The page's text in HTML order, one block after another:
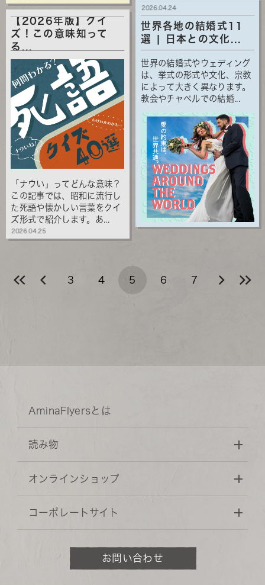
【2026年版】クイ
ズ！この意味知って
る...
「ナウい」ってどんな意味？
この記事では、昭和に流行し
た死語や懐かしい言葉をクイ
ズ形式で紹介します。あ...
2026.04.25
世界各地の結婚式11
選 | 日本との文化...
世界の結婚式やウェディング
は、挙式の形式や文化、宗教
によって大きく異なります。
教会やチャペルでの結婚...
2026.04.24
3 4 5 6 7
AminaFlyersとは
読み物
オンラインショップ
コーポレートサイト
お問い合わせ